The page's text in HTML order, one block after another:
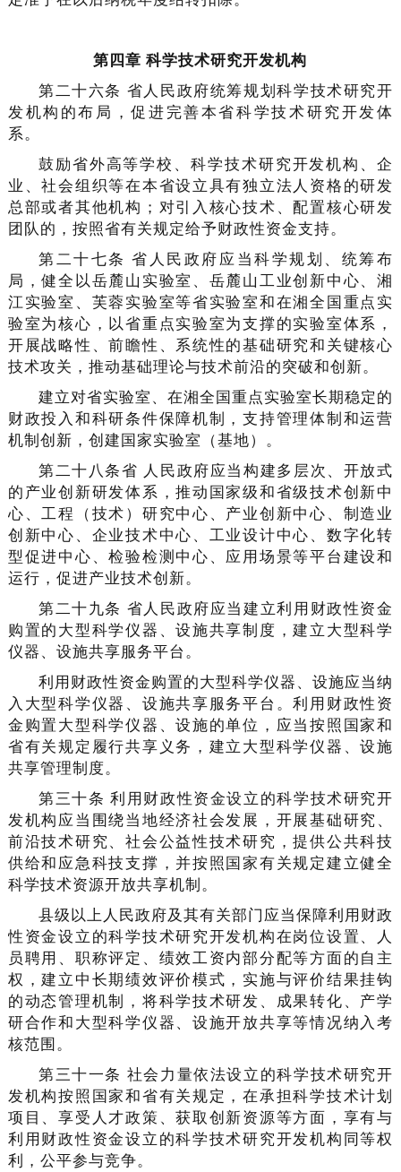
第四章 科学技术研究开发机构
第二十六条 省人民政府统筹规划科学技术研究开
发机构的布局，促进完善本省科学技术研究开发体
系。
鼓励省外高等学校、科学技术研究开发机构、企
业、社会组织等在本省设立具有独立法人资格的研发
总部或者其他机构；对引入核心技术、配置核心研发
团队的，按照省有关规定给予财政性资金支持。
第二十七条 省人民政府应当科学规划、统筹布
局，健全以岳麓山实验室、岳麓山工业创新中心、湘
江实验室、芙蓉实验室等省实验室和在湘全国重点实
验室为核心，以省重点实验室为支撑的实验室体系，
开展战略性、前瞻性、系统性的基础研究和关键核心
技术攻关，推动基础理论与技术前沿的突破和创新。
建立对省实验室、在湘全国重点实验室长期稳定的
财政投入和科研条件保障机制，支持管理体制和运营
机制创新，创建国家实验室（基地）。
第二十八条省 人民政府应当构建多层次、开放式
的产业创新研发体系，推动国家级和省级技术创新中
心、工程（技术）研究中心、产业创新中心、制造业
创新中心、企业技术中心、工业设计中心、数字化转
型促进中心、检验检测中心、应用场景等平台建设和
运行，促进产业技术创新。
第二十九条 省人民政府应当建立利用财政性资金
购置的大型科学仪器、设施共享制度，建立大型科学
仪器、设施共享服务平台。
利用财政性资金购置的大型科学仪器、设施应当纳
入大型科学仪器、设施共享服务平台。利用财政性资
金购置大型科学仪器、设施的单位，应当按照国家和
省有关规定履行共享义务，建立大型科学仪器、设施
共享管理制度。
第三十条 利用财政性资金设立的科学技术研究开
发机构应当围绕当地经济社会发展，开展基础研究、
前沿技术研究、社会公益性技术研究，提供公共科技
供给和应急科技支撑，并按照国家有关规定建立健全
科学技术资源开放共享机制。
县级以上人民政府及其有关部门应当保障利用财政
性资金设立的科学技术研究开发机构在岗位设置、人
员聘用、职称评定、绩效工资内部分配等方面的自主
权，建立中长期绩效评价模式，实施与评价结果挂钩
的动态管理机制，将科学技术研发、成果转化、产学
研合作和大型科学仪器、设施开放共享等情况纳入考
核范围。
第三十一条 社会力量依法设立的科学技术研究开
发机构按照国家和省有关规定，在承担科学技术计划
项目、享受人才政策、获取创新资源等方面，享有与
利用财政性资金设立的科学技术研究开发机构同等权
利，公平参与竞争。